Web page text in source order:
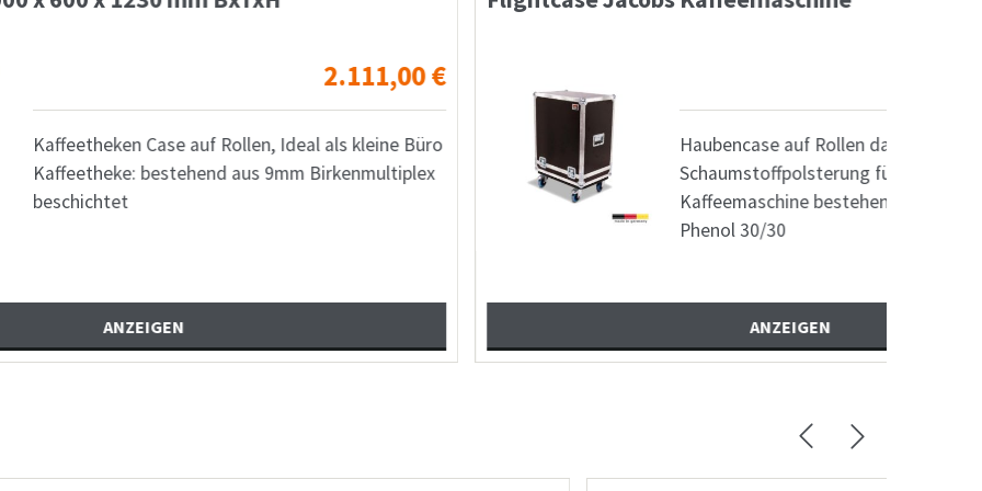
Rollen, Ideal als kleine Büro
aus 9mm Birkenmultiplex
Haubencase auf Rollen davon 2 gebremst und mit
Schaumstoffpolsterung für eine Jacobs
Kaffeemaschine bestehend aus: 6,5 mm Birke